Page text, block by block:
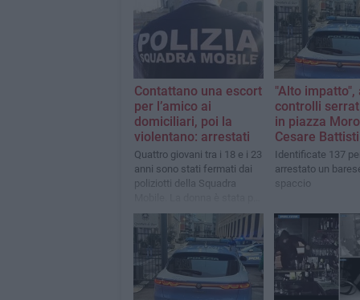
Contattano una escort
per l’amico ai
domiciliari, poi la
violentano: arrestati
Quattro giovani tra i 18 e i 23
anni sono stati fermati dai
poliziotti della Squadra
abbandonata nelle
campagne di Monopoli
"Alto impatto",
controlli
in piazza
Cesare Battisti
Identificate 137
arrestato un
spaccio